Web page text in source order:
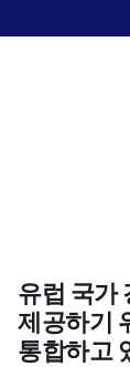
유럽 국가
제공하기
통합하고